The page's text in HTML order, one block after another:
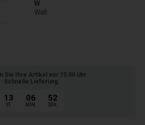
W
Wall
Sie Ihre Artikel vor 15:00 Uhr
Schnelle Lieferung
13
ST.
06
MIN.
51
SEK.